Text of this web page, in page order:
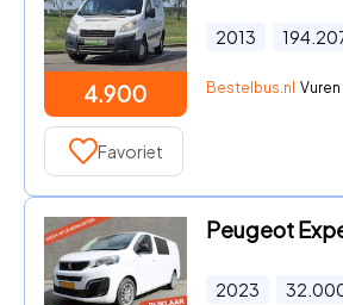
4.900
2013
Bestelbus.nl Vuren
Favoriet
2023